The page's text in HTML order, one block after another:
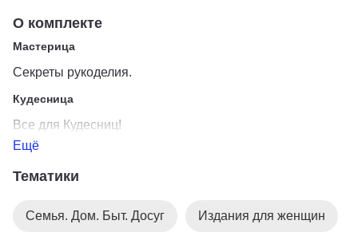
О комплекте
Мастерица
Секреты рукоделия.
Кудесница
Все для Кудесниц!
Поделись советом
Советы на все случаи жизни!
Ещё
Тематики
Семья. Дом. Быт. Досуг Издания для женщин